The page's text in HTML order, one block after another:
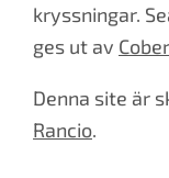
kryssningar.
ges ut av
Denna site är
Rancio.